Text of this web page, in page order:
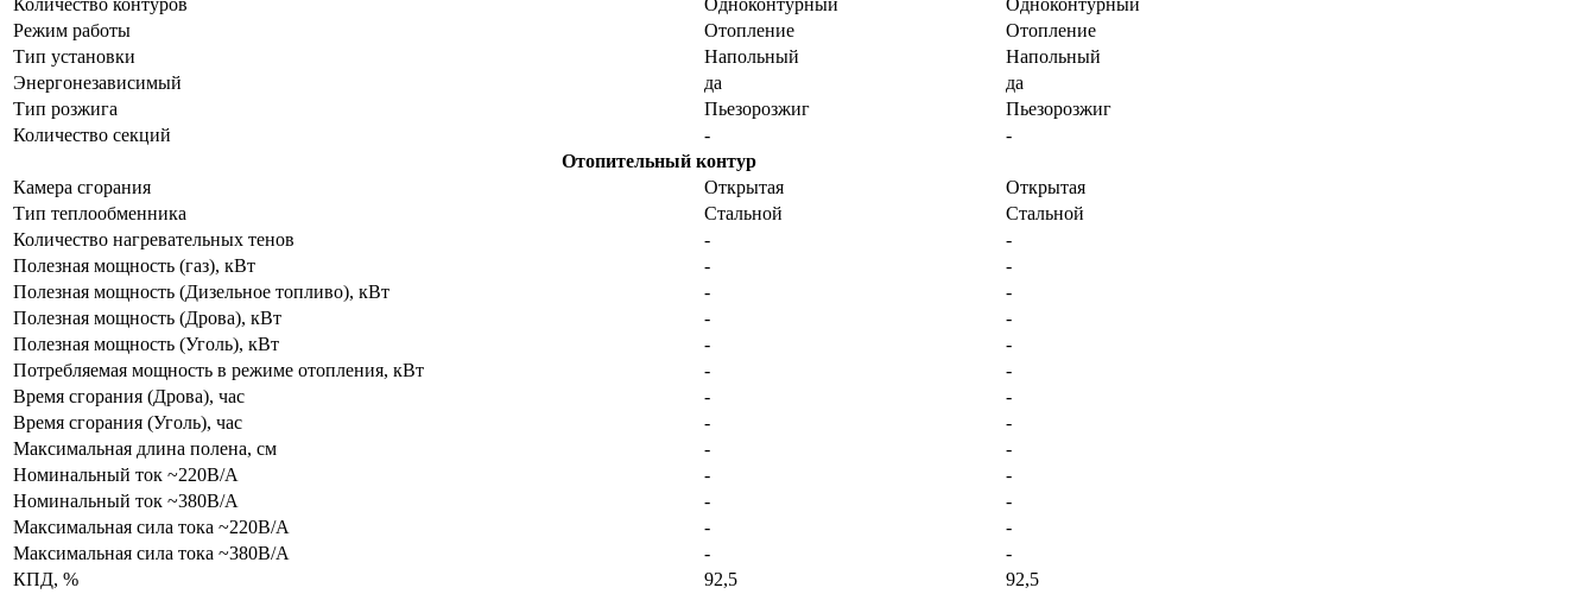
Количество контуров
Одноконтурный
Одноконтурный
Режим работы
Отопление
Отопление
Тип установки
Напольный
Напольный
Энергонезависимый
да
да
Тип розжига
Пьезорозжиг
Пьезорозжиг
Количество секций
-
-
Отопительный контур
Камера сгорания
Открытая
Открытая
Тип теплообменника
Стальной
Стальной
Количество нагревательных тенов
-
-
Полезная мощность (газ), кВт
-
-
Полезная мощность (Дизельное топливо), кВт
-
-
Полезная мощность (Дрова), кВт
-
-
Полезная мощность (Уголь), кВт
-
-
Потребляемая мощность в режиме отопления, кВт
-
-
Время сгорания (Дрова), час
-
-
Время сгорания (Уголь), час
-
-
Максимальная длина полена, см
-
-
Номинальный ток ~220В/А
-
-
Номинальный ток ~380В/А
-
-
Максимальная сила тока ~220В/А
-
-
Максимальная сила тока ~380В/А
-
-
КПД, %
92,5
92,5